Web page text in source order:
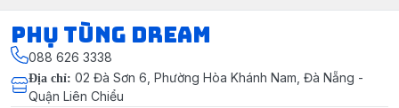
Phụ Tùng Dream
088 626 3338
Địa chỉ: 02 Đà Sơn 6, Phường Hòa Khánh Nam, Đà Nẵng -
Quận Liên Chiểu